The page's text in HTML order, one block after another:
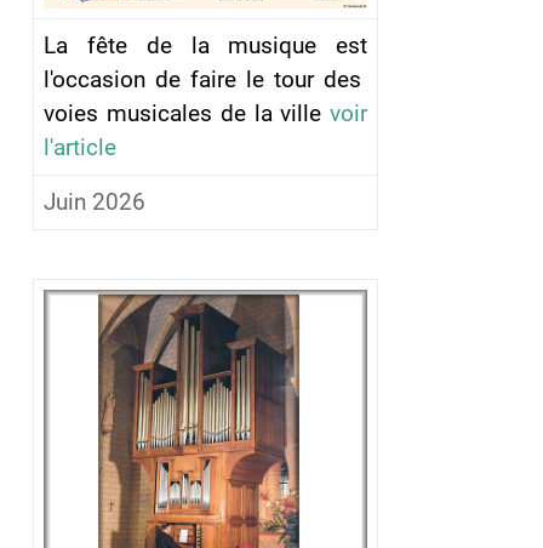
La fête de la musique est
l'occasion de faire le tour des
voies musicales de la villevoir
l'article
Juin 2026